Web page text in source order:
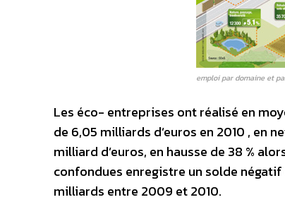
emploi par domaine et
Les éco- entreprises ont réalisé en
de 6,05 milliards d’euros en 2010 , en
milliard d’euros, en hausse de 38 %
confondues enregistre un solde
milliards entre 2009 et 2010.